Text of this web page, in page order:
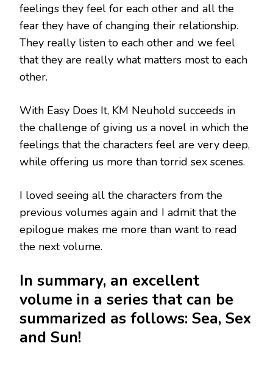
feelings they feel for each other and all the
fear they have of changing their relationship.
They really listen to each other and we feel
that they are really what matters most to each
other.
With Easy Does It, KM Neuhold succeeds in
the challenge of giving us a novel in which the
feelings that the characters feel are very deep,
while offering us more than torrid sex scenes.
I loved seeing all the characters from the
previous volumes again and I admit that the
epilogue makes me more than want to read
the next volume.
In summary, an excellent
volume in a series that can be
summarized as follows: Sea, Sex
and Sun!